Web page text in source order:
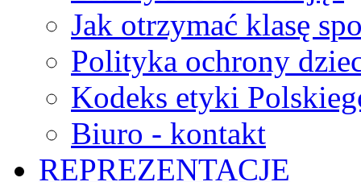
Jak otrzymać klasę
Polityka ochrony
Kodeks etyki
Biuro - kontakt
REPREZENTACJE